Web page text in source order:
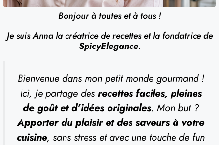
Bonjour à toutes et à tous !
Je suis Anna la créatrice de recettes et la fondatrice de
SpicyElegance.
Bienvenue dans mon petit monde gourmand !
Ici, je partage des recettes faciles, pleines
de goût et d’idées originales. Mon but ?
Apporter du plaisir et des saveurs à votre
cuisine, sans stress et avec une touche de fun